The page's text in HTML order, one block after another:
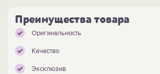
Преимущества товара
Оригинальность
Качество
Эксклюзив